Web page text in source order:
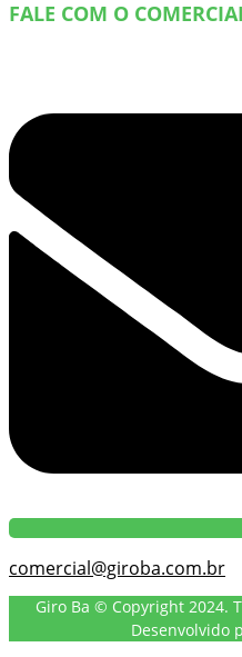
FALE COM O
comercial@giroba.com.br
Giro Ba © Copyright 2024.
Desenvolvido